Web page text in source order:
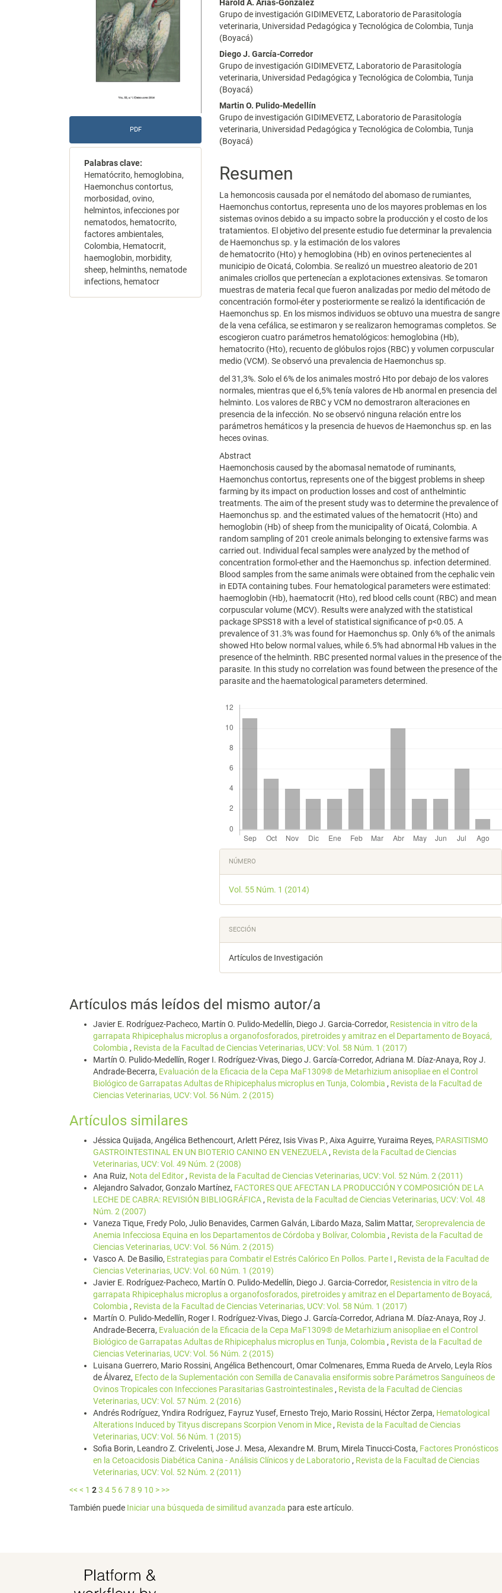
artículo
PDF
Palabras clave:
Hematócrito, hemoglobina,
Haemonchus contortus,
morbosidad, ovino,
helmintos, infecciones por
nematodos, hematocrito,
factores ambientales,
Colombia, Hematocrit,
haemoglobin, morbidity,
sheep, helminths, nematode
infections, hematocr
artículo
Harold A. Arias-González
Grupo de investigación GIDIMEVETZ, Laboratorio de Parasitología
veterinaria, Universidad Pedagógica y Tecnológica de Colombia, Tunja
(Boyacá)
Diego J. García-Corredor
Grupo de investigación GIDIMEVETZ, Laboratorio de Parasitología
veterinaria, Universidad Pedagógica y Tecnológica de Colombia, Tunja
(Boyacá)
Martin O. Pulido-Medellín
Grupo de investigación GIDIMEVETZ, Laboratorio de Parasitología
veterinaria, Universidad Pedagógica y Tecnológica de Colombia, Tunja
(Boyacá)
Resumen
La hemoncosis causada por el nemátodo del abomaso de rumiantes,
Haemonchus contortus, representa uno de los mayores problemas en los
sistemas ovinos debido a su impacto sobre la producción y el costo de los
tratamientos. El objetivo del presente estudio fue determinar la prevalencia
de Haemonchus sp. y la estimación de los valores
de hematocrito (Hto) y hemoglobina (Hb) en ovinos pertenecientes al
municipio de Oicatá, Colombia. Se realizó un muestreo aleatorio de 201
animales criollos que pertenecían a explotaciones extensivas. Se tomaron
muestras de materia fecal que fueron analizadas por medio del método de
concentración formol-éter y posteriormente se realizó la identificación de
Haemonchus sp. En los mismos individuos se obtuvo una muestra de sangre
de la vena cefálica, se estimaron y se realizaron hemogramas completos. Se
escogieron cuatro parámetros hematológicos: hemoglobina (Hb),
hematocrito (Hto), recuento de glóbulos rojos (RBC) y volumen corpuscular
medio (VCM). Se observó una prevalencia de Haemonchus sp.
del 31,3%. Solo el 6% de los animales mostró Hto por debajo de los valores
normales, mientras que el 6,5% tenía valores de Hb anormal en presencia del
helminto. Los valores de RBC y VCM no demostraron alteraciones en
presencia de la infección. No se observó ninguna relación entre los
parámetros hemáticos y la presencia de huevos de Haemonchus sp. en las
heces ovinas.
Abstract
Haemonchosis caused by the abomasal nematode of ruminants,
Haemonchus contortus, represents one of the biggest problems in sheep
farming by its impact on production losses and cost of anthelmintic
treatments. The aim of the present study was to determine the prevalence of
Haemonchus sp. and the estimated values of the hematocrit (Hto) and
hemoglobin (Hb) of sheep from the municipality of Oicatá, Colombia. A
random sampling of 201 creole animals belonging to extensive farms was
carried out. Individual fecal samples were analyzed by the method of
concentration formol-ether and the Haemonchus sp. infection determined.
Blood samples from the same animals were obtained from the cephalic vein
in EDTA containing tubes. Four hematological parameters were estimated:
haemoglobin (Hb), haematocrit (Hto), red blood cells count (RBC) and mean
corpuscular volume (MCV). Results were analyzed with the statistical
package SPSS18 with a level of statistical significance of p<0.05. A
prevalence of 31.3% was found for Haemonchus sp. Only 6% of the animals
showed Hto below normal values, while 6.5% had abnormal Hb values in the
presence of the helminth. RBC presented normal values in the presence of the
parasite. In this study no correlation was found between the presence of the
parasite and the haematological parameters determined.
Detalles
del
artículo
NÚMERO
Vol. 55 Núm. 1 (2014)
SECCIÓN
Artículos de Investigación
Artículos más leídos del mismo autor/a
Javier E. Rodríguez-Pacheco, Martín O. Pulido-Medellín, Diego J. Garcia-Corredor, Resistencia in vitro de la
garrapata Rhipicephalus microplus a organofosforados, piretroides y amitraz en el Departamento de Boyacá,
Colombia , Revista de la Facultad de Ciencias Veterinarias, UCV: Vol. 58 Núm. 1 (2017)
Martín O. Pulido-Medellín, Roger I. Rodríguez-Vivas, Diego J. García-Corredor, Adriana M. Díaz-Anaya, Roy J.
Andrade-Becerra, Evaluación de la Eficacia de la Cepa MaF1309® de Metarhizium anisopliae en el Control
Biológico de Garrapatas Adultas de Rhipicephalus microplus en Tunja, Colombia , Revista de la Facultad de
Ciencias Veterinarias, UCV: Vol. 56 Núm. 2 (2015)
Artículos similares
Jéssica Quijada, Angélica Bethencourt, Arlett Pérez, Isis Vivas P., Aixa Aguirre, Yuraima Reyes, PARASITISMO
GASTROINTESTINAL EN UN BIOTERIO CANINO EN VENEZUELA , Revista de la Facultad de Ciencias
Veterinarias, UCV: Vol. 49 Núm. 2 (2008)
Ana Ruiz, Nota del Editor , Revista de la Facultad de Ciencias Veterinarias, UCV: Vol. 52 Núm. 2 (2011)
Alejandro Salvador, Gonzalo Martínez, FACTORES QUE AFECTAN LA PRODUCCIÓN Y COMPOSICIÓN DE LA
LECHE DE CABRA: REVISIÓN BIBLIOGRÁFICA , Revista de la Facultad de Ciencias Veterinarias, UCV: Vol. 48
Núm. 2 (2007)
Vaneza Tique, Fredy Polo, Julio Benavides, Carmen Galván, Libardo Maza, Salim Mattar, Seroprevalencia de
Anemia Infecciosa Equina en los Departamentos de Córdoba y Bolívar, Colombia , Revista de la Facultad de
Ciencias Veterinarias, UCV: Vol. 56 Núm. 2 (2015)
Vasco A. De Basilio, Estrategias para Combatir el Estrés Calórico En Pollos. Parte I , Revista de la Facultad de
Ciencias Veterinarias, UCV: Vol. 60 Núm. 1 (2019)
Javier E. Rodríguez-Pacheco, Martín O. Pulido-Medellín, Diego J. Garcia-Corredor, Resistencia in vitro de la
garrapata Rhipicephalus microplus a organofosforados, piretroides y amitraz en el Departamento de Boyacá,
Colombia , Revista de la Facultad de Ciencias Veterinarias, UCV: Vol. 58 Núm. 1 (2017)
Martín O. Pulido-Medellín, Roger I. Rodríguez-Vivas, Diego J. García-Corredor, Adriana M. Díaz-Anaya, Roy J.
Andrade-Becerra, Evaluación de la Eficacia de la Cepa MaF1309® de Metarhizium anisopliae en el Control
Biológico de Garrapatas Adultas de Rhipicephalus microplus en Tunja, Colombia , Revista de la Facultad de
Ciencias Veterinarias, UCV: Vol. 56 Núm. 2 (2015)
Luisana Guerrero, Mario Rossini, Angélica Bethencourt, Omar Colmenares, Emma Rueda de Arvelo, Leyla Ríos
de Álvarez, Efecto de la Suplementación con Semilla de Canavalia ensiformis sobre Parámetros Sanguíneos de
Ovinos Tropicales con Infecciones Parasitarias Gastrointestinales , Revista de la Facultad de Ciencias
Veterinarias, UCV: Vol. 57 Núm. 2 (2016)
Andrés Rodríguez, Yndira Rodríguez, Fayruz Yusef, Ernesto Trejo, Mario Rossini, Héctor Zerpa, Hematological
Alterations Induced by Tityus discrepans Scorpion Venom in Mice , Revista de la Facultad de Ciencias
Veterinarias, UCV: Vol. 56 Núm. 1 (2015)
Sofia Borin, Leandro Z. Crivelenti, Jose J. Mesa, Alexandre M. Brum, Mirela Tinucci-Costa, Factores Pronósticos
en la Cetoacidosis Diabética Canina - Análisis Clínicos y de Laboratorio , Revista de la Facultad de Ciencias
Veterinarias, UCV: Vol. 52 Núm. 2 (2011)
<< < 1 23 4 5 678 9 10 > >>
También puede Iniciar una búsqueda de similitud avanzada para este artículo.